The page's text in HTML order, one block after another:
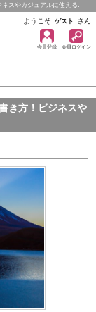
ネスやカジュアルに使える…
ようこそ ゲスト さん
会員登録 会員ログイン
き方！ビジネスや